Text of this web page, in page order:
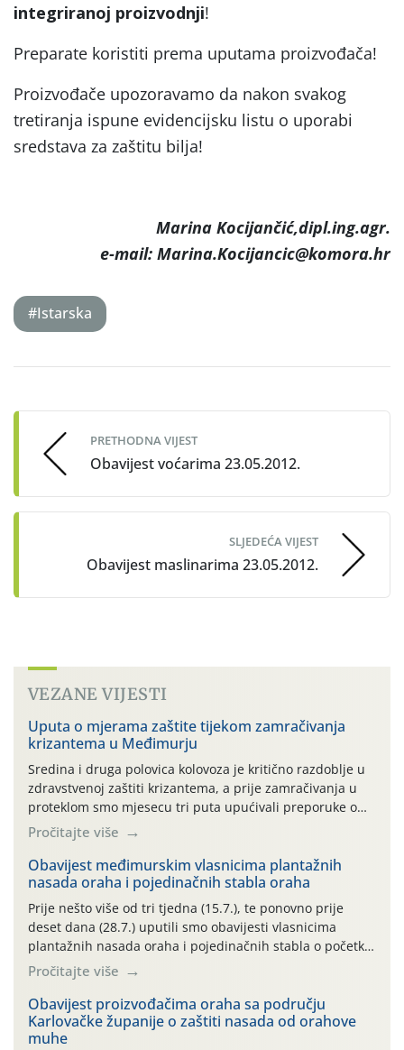
integriranoj proizvodnji!
Preparate koristiti prema uputama proizvođača!
Proizvođače upozoravamo da nakon svakog
tretiranja ispune evidencijsku listu o uporabi
sredstava za zaštitu bilja!
Marina Kocijančić,dipl.ing.agr.
e-mail: Marina.Kocijancic@komora.hr
#Istarska
navigation
PRETHODNA VIJEST
Obavijest voćarima 23.05.2012.
SLJEDEĆA VIJEST
Obavijest maslinarima 23.05.2012.
VEZANE VIJESTI
Uputa o mjerama zaštite tijekom zamračivanja
krizantema u Međimurju
Sredina i druga polovica kolovoza je kritično razdoblje u
zdravstvenoj zaštiti krizantema, a prije zamračivanja u
proteklom smo mjesecu tri puta upućivali preporuke o
preventivnim mjerama zaštite krizantema od najčešćih
uzročnika bolesti, štetnika i fito-fagnih grinja (23.7., 14.7.,
06.7.)! Na početku ovog mjeseca je zabilježeno je
povijesno i ekstremno vruće meteorološko razdoblje, uz
najviše temperature […]
Pročitajte više
Obavijest međimurskim vlasnicima plantažnih
nasada oraha i pojedinačnih stabla oraha
Prije nešto više od tri tjedna (15.7.), te ponovno prije
deset dana (28.7.) uputili smo obavijesti vlasnicima
plantažnih nasada oraha i pojedinačnih stabla o početku
leta i ovogodišnjoj potrebi usmjerenog suzbijanja
orahove muhe (Rhagoletis completa)! Već dvanaest dana
traje drugi ovogodišnji “toplinski udar”, koji naročito
izražen zadnja šest dana (31.7.-05.8.), jer najviše
temperature zraka svakodnevno […]
Pročitajte više
Obavijest proizvođačima oraha sa području
Karlovačke županije o zaštiti nasada od orahove
muhe